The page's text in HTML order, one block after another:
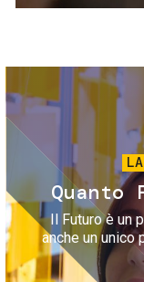
Quanto
Il Futuro è un
anche un unico